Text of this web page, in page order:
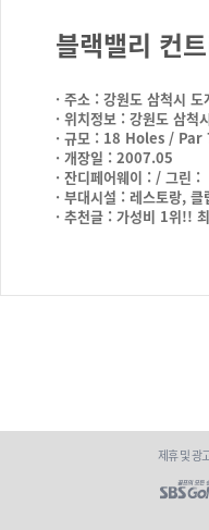
블랙밸리 컨
· 주소 : 강원도 삼척시
· 위치정보 : 강원도 삼
· 규모 : 18 Holes /
· 개장일 : 2007.05
· 잔디페어웨이 : / 그린 :
· 부대시설 : 레스토랑,
· 추천글 : 가성비 1위!!
제휴 및 광